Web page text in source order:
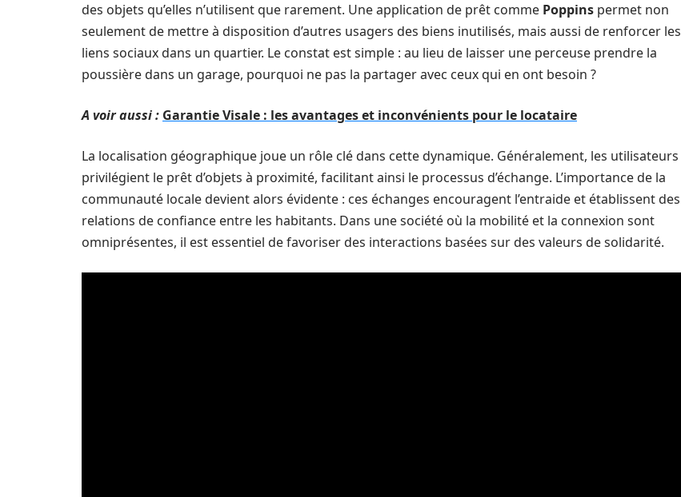
des objets qu’elles n’utilisent que rarement. Une application de prêt comme Poppins permet non
seulement de mettre à disposition d’autres usagers des biens inutilisés, mais aussi de renforcer les
liens sociaux dans un quartier. Le constat est simple : au lieu de laisser une perceuse prendre la
poussière dans un garage, pourquoi ne pas la partager avec ceux qui en ont besoin ?
A voir aussi : Garantie Visale : les avantages et inconvénients pour le locataire
La localisation géographique joue un rôle clé dans cette dynamique. Généralement, les utilisateurs
privilégient le prêt d’objets à proximité, facilitant ainsi le processus d’échange. L’importance de la
communauté locale devient alors évidente : ces échanges encouragent l’entraide et établissent des
relations de confiance entre les habitants. Dans une société où la mobilité et la connexion sont
omniprésentes, il est essentiel de favoriser des interactions basées sur des valeurs de solidarité.